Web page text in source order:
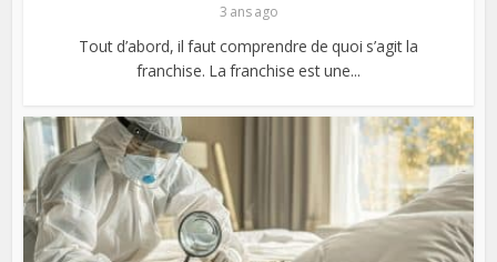
3 ans ago
Tout d’abord, il faut comprendre de quoi s’agit la
franchise. La franchise est une...